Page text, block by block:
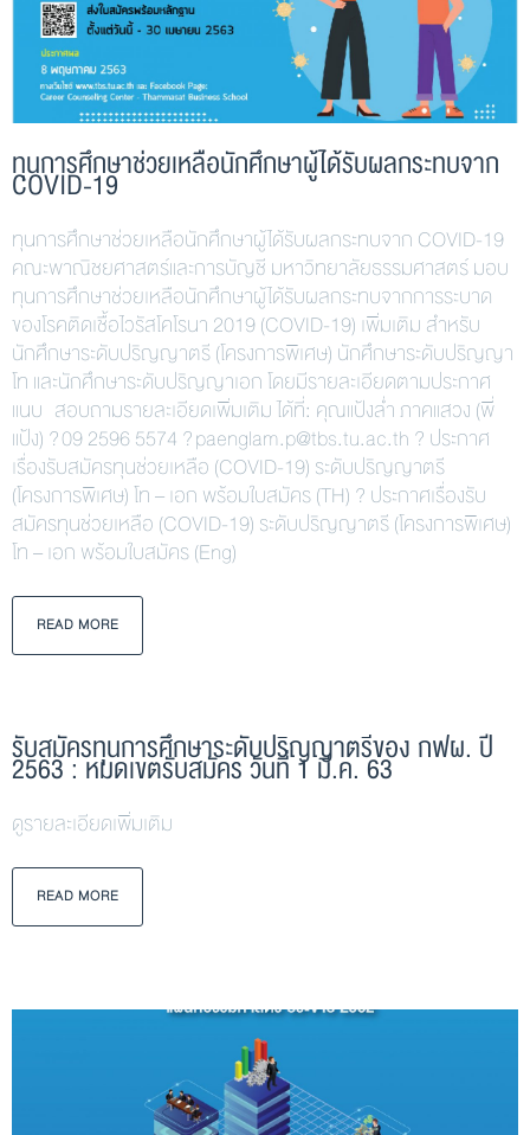
ทุนการศึกษาช่วยเหลือนักศึกษาผู้ได้รับผลกระทบจาก
COVID-19
ทุนการศึกษาช่วยเหลือนักศึกษาผู้ได้รับผลกระทบจาก COVID-19
คณะพาณิชยศาสตร์และการบัญชี มหาวิทยาลัยธรรมศาสตร์ มอบ
ทุนการศึกษาช่วยเหลือนักศึกษาผู้ได้รับผลกระทบจากการระบาด
ของโรคติดเชื้อไวรัสโคโรนา 2019 (COVID-19) เพิ่มเติม สำหรับ
นักศึกษาระดับปริญญาตรี (โครงการพิเศษ) นักศึกษาระดับปริญญา
โท และนักศึกษาระดับปริญญาเอก โดยมีรายละเอียดตามประกาศ
แนบ สอบถามรายละเอียดเพิ่มเติม ได้ที่: คุณแป้งล่ำ ภาคแสวง (พี่
แป้ง) ? 09 2596 5574 ? paenglam.p@tbs.tu.ac.th ? ประกาศ
เรื่องรับสมัครทุนช่วยเหลือ (COVID-19) ระดับปริญญาตรี
(โครงการพิเศษ) โท – เอก พร้อมใบสมัคร (TH) ? ประกาศเรื่องรับ
สมัครทุนช่วยเหลือ (COVID-19) ระดับปริญญาตรี (โครงการพิเศษ)
โท – เอก พร้อมใบสมัคร (Eng)
READ MORE
รับสมัครทุนการศึกษาระดับปริญญาตรีของ กฟผ. ปี
2563 : หมดเขตรับสมัคร วันที่ 1 มี.ค. 63
ดูรายละเอียดเพิ่มเติม
READ MORE